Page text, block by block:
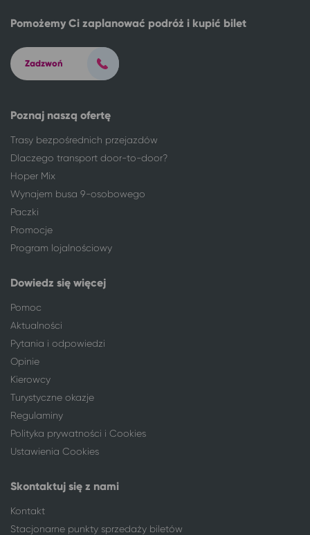
Warszawa
Stronie Śląskie
Warszawa
Polanica-Zdrój
Warszawa
Duszniki-Zdrój
Warszawa
Kłodzko
Warszawa
Jelenia Góra
Warszawa
Karpacz
Warszawa
Warszawa
Świeradów-Zdrój
Warszawa
Warszawa
Warszawa
Reda
Warszawa
Sarbinowo gm. Mielno
Warszawa
Warszawa
Rewal
Warszawa
Warszawa
Warszawa
Warszawa
Sopot
Warszawa
Warszawa
Nałęczów*
Warszawa
Warszawa
Sępólno Krajeńskie
Poznaj naszą ofertę
Trasy bezpośrednich przejazdów
Dlaczego transport door-to-door?
Hoper Mix
Wynajem busa 9-osobowego
Paczki
Promocje
Program lojalnościowy
Dowiedz się więcej
Pomoc
Aktualności
Pytania i odpowiedzi
Opinie
Kierowcy
Turystyczne okazje
Regulaminy
Polityka prywatności i Cookies
Ustawienia Cookies
Skontaktuj się z nami
Kontakt
Stacjonarne punkty sprzedaży biletów
Pomożemy Ci zaplanować podróż i kupić bilet
Zadzwoń